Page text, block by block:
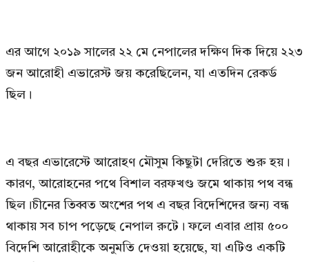
এর আগে ২০১৯ সালের ২২ মে নেপালের দক্ষিণ দিক দিয়ে ২২৩
জন আরোহী এভারেস্ট জয় করেছিলেন, যা এতদিন রেকর্ড
ছিল।
এ বছর এভারেস্টে আরোহণ মৌসুম কিছুটা দেরিতে শুরু হয়।
কারণ, আরোহনের পথে বিশাল বরফখণ্ড জমে থাকায় পথ বন্ধ
ছিল।চীনের তিব্বত অংশের পথ এ বছর বিদেশিদের জন্য বন্ধ
থাকায় সব চাপ পড়েছে নেপাল রুটে। ফলে এবার প্রায় ৫০০
বিদেশি আরোহীকে অনুমতি দেওয়া হয়েছে, যা এটিও একটি